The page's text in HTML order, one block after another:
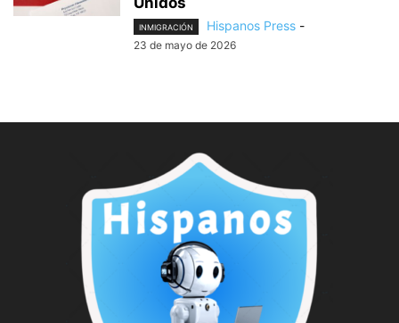
INMIGRACIÓN Hispanos Press -
23 de mayo de 2026